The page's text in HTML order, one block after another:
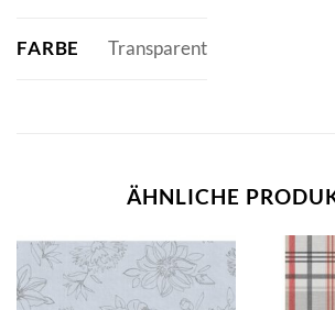
FARBE Transparent
ÄHNLICHE